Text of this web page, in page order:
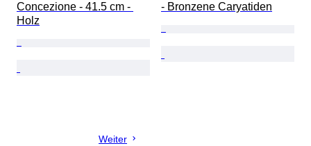
Concezione - 41.5 cm -
Holz
- Bronzene Caryatiden
Weiter